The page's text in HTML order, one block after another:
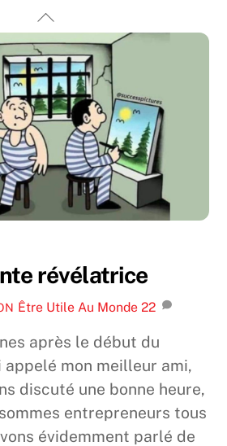
révélatrice
Être Utile Au Monde 22
après le début du
appelé mon meilleur ami,
discuté une bonne heure,
entrepreneurs tous
évidemment parlé de
Back
To
Top